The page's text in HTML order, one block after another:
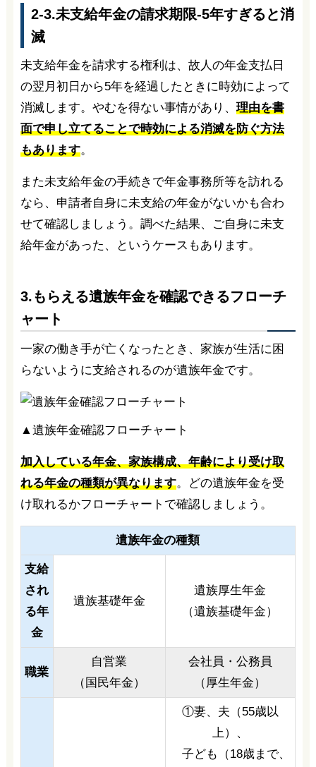
2-3.未支給年金の請求期限-5年すぎると消
滅
未支給年金を請求する権利は、故人の年金支払日
の翌月初日から5年を経過したときに時効によって
消滅します。やむを得ない事情があり、 理由を書
面で申し立てることで時効による消滅を防ぐ方法
もあります。
また未支給年金の手続きで年金事務所等を訪れる
なら、申請者自身に未支給の年金がないかも合わ
せて確認しましょう。調べた結果、ご自身に未支
給年金があった、というケースもあります。
3.もらえる遺族年金を確認できるフローチ
ャート
一家の働き手が亡くなったとき、家族が生活に困
らないように支給されるのが遺族年金です。
▲遺族年金確認フローチャート
加入している年金、家族構成、年齢により受け取
れる年金の種類が異なります。どの遺族年金を受
け取れるかフローチャートで確認しましょう。
遺族年金の種類
支給
され
る年
金
遺族基礎年金
遺族厚生年金
（遺族基礎年金）
職業
自営業
（国民年金）
会社員・公務員
（厚生年金）
①妻、夫（55歳以
上）、
子ども（18歳まで、